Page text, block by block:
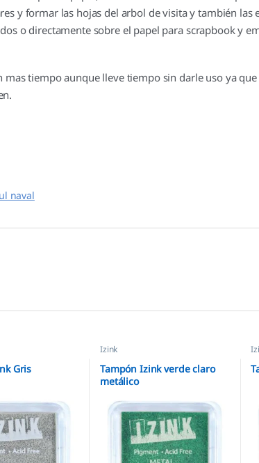
y formar las hojas del arbol de visita y también las
o directamente sobre el papel para scrapbook y
mas tiempo aunque lleve tiempo sin darle uso ya
naval
Gris
Izink
Tampón Izink verde claro
metálico